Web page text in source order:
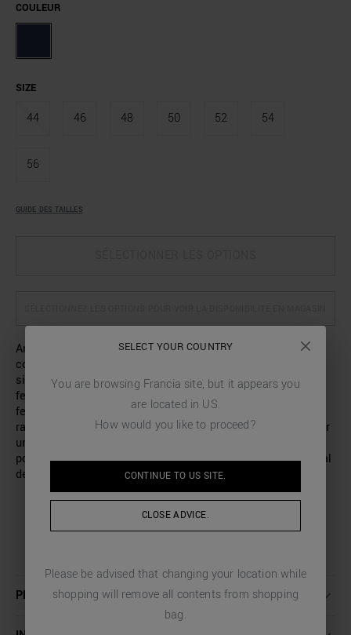
COULEUR
SIZE
44 46 48 50 52 54
56
GUIDE DES TAILLES
Antony Morato signe ce blouson en tissu imperméable de
couleur unie, avec un col de type coréen. Le vêtement est
signé par un logo brodé sur la poitrine, tandis que la
fermeture avant et les poches maxi sont réalisées par des
fermetures éclair, avec un tissu denim contrasté et des
rabats sur le dessus. Ce blouson pratique est complété par
une petite poche sur la manche et par un ourlet et des
poignets élastiques. Ce blouson fonctionnel est l’allié idéal
de tous vos looks urbains.
PLUS DE DÉTAILS
SELECT YOUR COUNTRY
You are browsing Francia site, but it appears you
are located in US.
How would you like to proceed?
CONTINUE TO US SITE.
CLOSE ADVICE.
Please be advised that changing your location while
shopping will remove all contents from shopping
bag.